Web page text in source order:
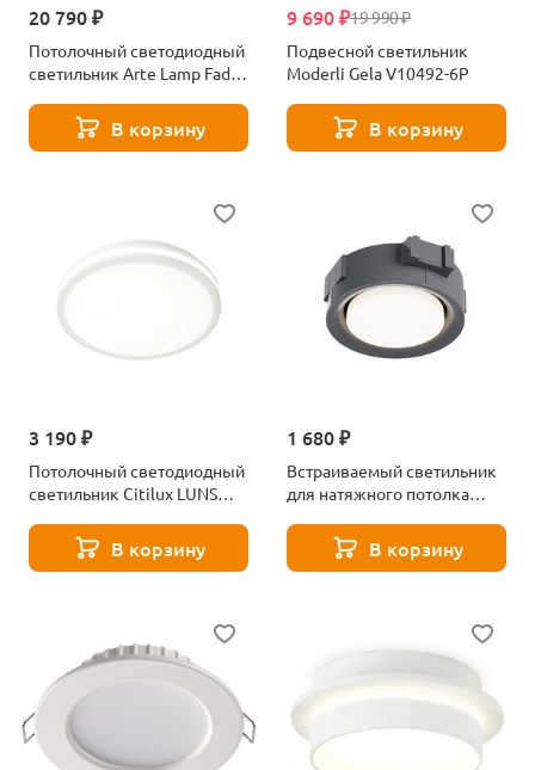
20 790 ₽
Потолочный светодиодный
светильник Arte Lamp Fado
В корзину
19 990 ₽
9 690 ₽
Подвесной светильник
Moderli Gela V10492-6P
В корзину
3 190 ₽
Потолочный светодиодный
светильник Citilux LUNS
В корзину
1 680 ₽
Встраиваемый светильник
для натяжного потолка
В корзину